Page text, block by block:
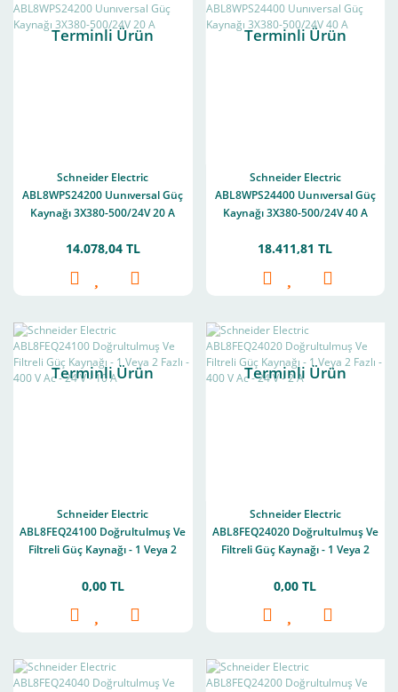
Terminli Ürün
Schneider Electric
ABL8WPS24200 Uunıversal Güç
Kaynağı 3X380-500/24V 20 A
14.078,04 TL
Terminli Ürün
Schneider Electric
ABL8WPS24400 Uunıversal Güç
Kaynağı 3X380-500/24V 40 A
18.411,81 TL
Terminli Ürün
Schneider Electric
ABL8FEQ24100 Doğrultulmuş Ve
Filtreli Güç Kaynağı - 1 Veya 2
0,00 TL
Terminli Ürün
Schneider Electric
ABL8FEQ24020 Doğrultulmuş Ve
Filtreli Güç Kaynağı - 1 Veya 2
0,00 TL